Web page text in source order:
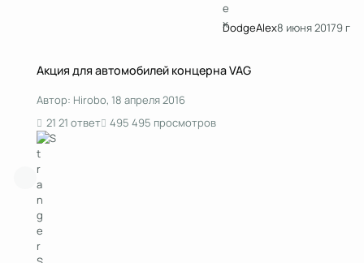
DodgeAlex8 июня 20179 г
Акция для автомобилей концерна VAG
Автор: Hirobo, 18 апреля 2016
21 ответ
495 просмотров